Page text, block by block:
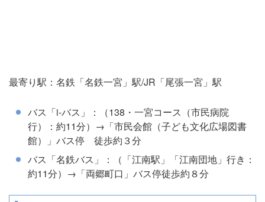
最寄り駅：名鉄「名鉄一宮」駅/JR「尾張一宮」駅
バス「i-バス」：（138・一宮コース（市民病院
行）：約11分）→「市民会館（子ども文化広場図書
館）」バス停 徒歩約３分
バス「名鉄バス」：（「江南駅」「江南団地」行き：
約11分）→「両郷町口」バス停徒歩約８分